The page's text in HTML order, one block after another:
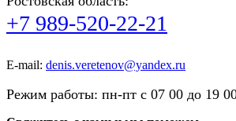
+7 989-520-22-21
E-mail: denis.veretenov@yandex.ru
Режим работы: пн-пт с 07 00 до 19